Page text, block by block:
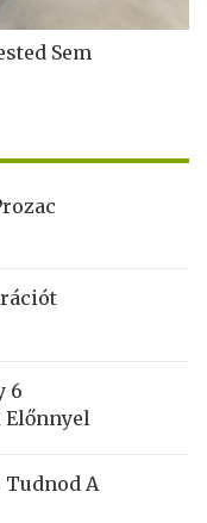
Sem
6
Előnnyel
A